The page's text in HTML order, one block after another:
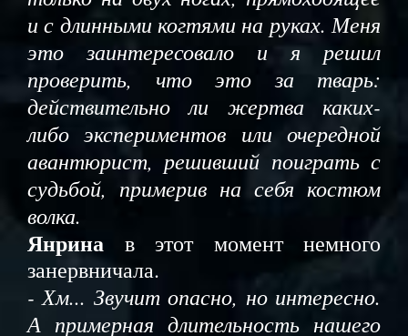
и с длинными когтями на руках. Меня
это заинтересовало и я решил
проверить, что это за тварь:
действительно ли жертва каких-
либо экспериментов или очередной
авантюрист, решивший поиграть с
судьбой, примерив на себя костюм
волка.
Янрина в этот момент немного
занервничала.
- Хм... Звучит опасно, но интересно.
А примерная длительность нашего